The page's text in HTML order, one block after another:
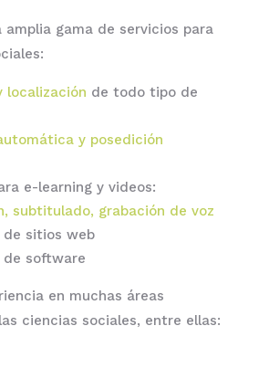
amplia gama de servicios para
localización de todo tipo de
y posedición
e-learning y videos:
subtitulado, grabación de voz
de sitios web
de software
en muchas áreas
ciencias sociales, entre ellas: